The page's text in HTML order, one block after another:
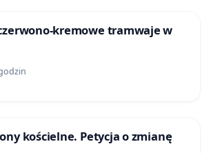
kremowe tramwaje w
kościelne. Petycja o zmianę